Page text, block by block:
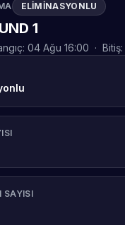
ELIMINASYONLU
1
04 Ağu 16:00 · Bitiş:
SAYISI